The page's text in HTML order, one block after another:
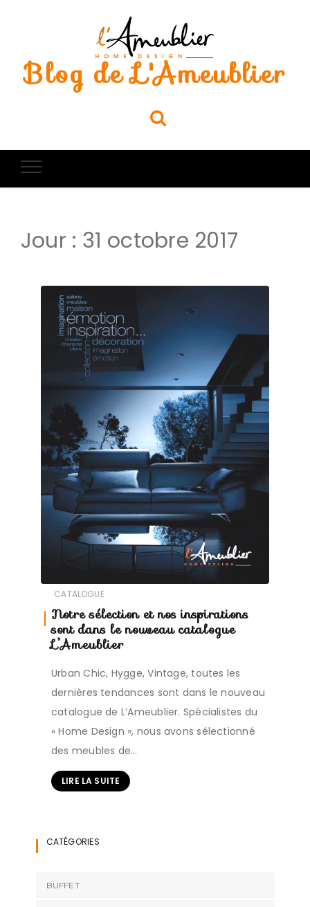
Blog de L'Ameublier
Jour : 31 octobre 2017
CATALOGUE
Notre sélection et nos inspirations
sont dans le nouveau catalogue
L’Ameublier
Urban Chic, Hygge, Vintage, toutes les
dernières tendances sont dans le nouveau
catalogue de L’Ameublier. Spécialistes du
« Home Design », nous avons sélectionné
des meubles de…
LIRE LA SUITE
CATÉGORIES
BUFFET